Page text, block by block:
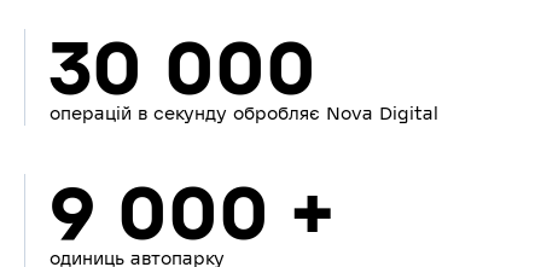
30 000
операцій в секунду обробляє Nova Digital
9 000 +
одиниць автопарку